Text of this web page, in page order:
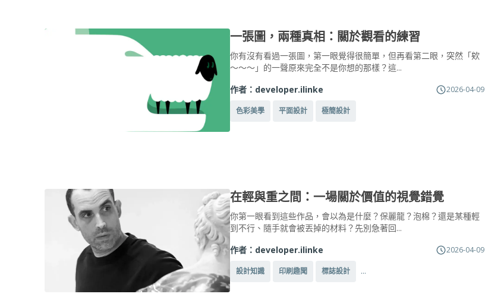
一張圖，兩種真相：關於觀看的練習
你有沒有看過一張圖，第一眼覺得很簡單，但再看第二眼，突然「欸
～～～」的一聲原來完全不是你想的那樣？這...
作者： developer.ilinke 2026-04-09
色彩美學 平面設計 極簡設計
在輕與重之間：一場關於價值的視覺錯覺
你第一眼看到這些作品，會以為是什麼？保麗龍？泡棉？還是某種輕
到不行、隨手就會被丟掉的材料？先別急著回...
作者： developer.ilinke 2026-04-09
設計知識 印刷趣聞 標誌設計 ...